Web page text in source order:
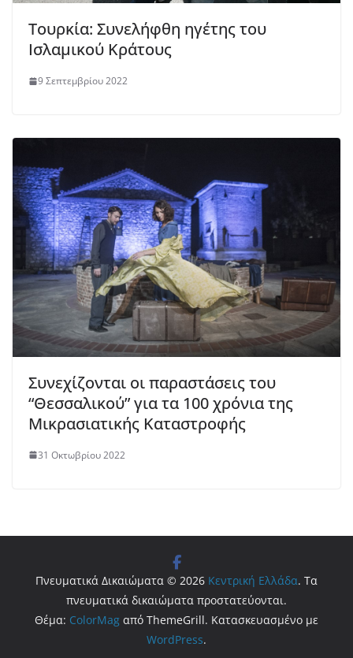
Τουρκία: Συνελήφθη ηγέτης του
Ισλαμικού Κράτους
9 Σεπτεμβρίου 2022
Συνεχίζονται οι παραστάσεις του
“Θεσσαλικού” για τα 100 χρόνια της
Μικρασιατικής Καταστροφής
31 Οκτωβρίου 2022
Πνευματικά Δικαιώματα © 2026 Κεντρική Ελλάδα. Τα
πνευματικά δικαιώματα προστατεύονται.
Θέμα: ColorMag από ThemeGrill. Κατασκευασμένο με
WordPress.